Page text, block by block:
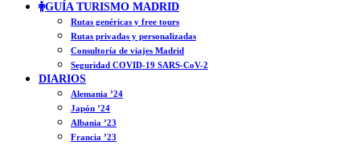
GUÍA TURISMO MADRID
Rutas genéricas y free tours
Rutas privadas y personalizadas
Consultoría de viajes Madrid
Seguridad COVID-19 SARS-CoV-2
DIARIOS
Alemania ’24
Japón ’24
Albania ’23
Francia ’23